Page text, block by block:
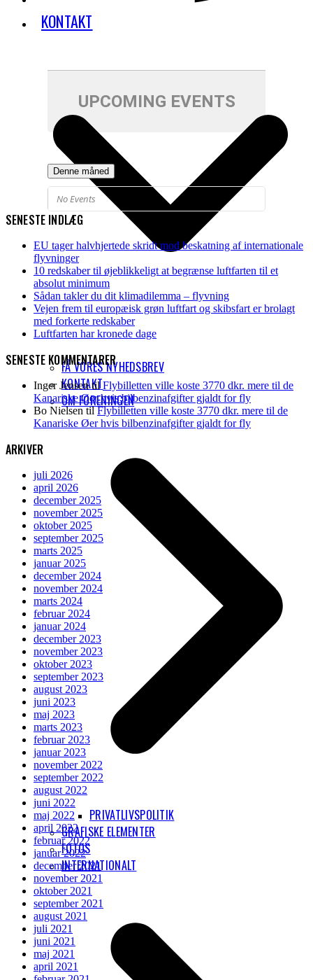
KONTAKT
FÅ VORES NYHEDSBREV
KONTAKT
OM FORENINGEN
PRIVATLIVSPOLITIK
GRAFISKE ELEMENTER
FOTOS
INTERNATIONALT
UPCOMING EVENTS
Denne måned
No Events
SENESTE INDLÆG
EU tager halvhjertede skridt mod beskatning af internationale
flyvninger
10 redskaber til øjeblikkeligt at begrænse luftfarten til et
absolut minimum
Sådan takler du dit klimadilemma – flyvning
Vejen frem til europæisk grøn luftfart og skibsfart er brolagt
med forkerte redskaber
Luftfarten har kronede dage
SENESTE KOMMENTARER
Inger Jensentil Flybilletten ville koste 3770 dkr. mere til de
Kanariske Øer hvis bilbenzinafgifter gjaldt for fly
Bo NielsentilFlybilletten ville koste 3770 dkr. mere til de
Kanariske Øer hvis bilbenzinafgifter gjaldt for fly
ARKIVER
juli 2026
april 2026
december 2025
november 2025
oktober 2025
september 2025
marts 2025
januar 2025
december 2024
november 2024
marts 2024
februar 2024
januar 2024
december 2023
november 2023
oktober 2023
september 2023
august 2023
juni 2023
maj 2023
marts 2023
februar 2023
januar 2023
november 2022
september 2022
august 2022
juni 2022
maj 2022
april 2022
februar 2022
januar 2022
december 2021
november 2021
oktober 2021
september 2021
august 2021
juli 2021
juni 2021
maj 2021
april 2021